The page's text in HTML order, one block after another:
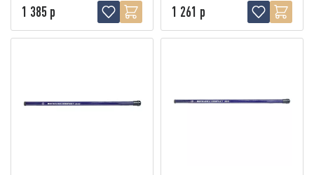
1 385 р 1 261 р